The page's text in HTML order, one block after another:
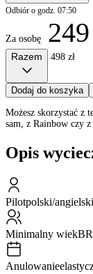
Odbiór o godz. 07:50
Za osobę 249
Razem 498 zł
Dodaj do koszyka
Możesz skorzystać z
sam, z Rainbow czy
Opis
Pilotpolski/angielski
Minimalny wiek
Anulowanie